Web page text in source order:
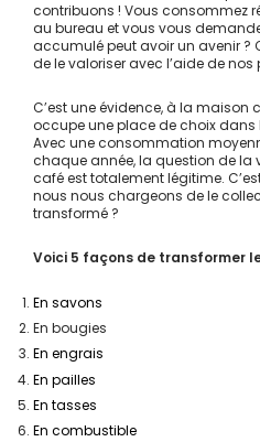
contribuons ! Vous consommez
au bureau et vous vous
accumulé peut avoir un avenir ?
de le valoriser avec l’aide de nos
C’est une évidence, à la maison
occupe une place de choix
Avec une consommation
chaque année, la question de
café est totalement légitime.
nous nous chargeons de le
transformé ?
Voici 5 façons de transformer
En savons
En bougies
En engrais
En pailles
En tasses
En combustible